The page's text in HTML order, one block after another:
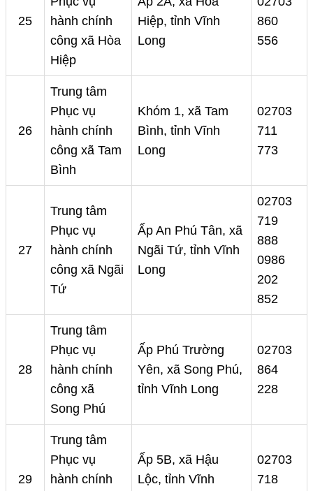
25
hành chính
công xã Hòa
Hiệp
Hiệp, tỉnh Vĩnh
Long
860
556
26
Trung tâm
Phục vụ
hành chính
công xã Tam
Bình
Khóm 1, xã Tam
Bình, tỉnh Vĩnh
Long
02703
711
773
27
Trung tâm
Phục vụ
hành chính
công xã Ngãi
Tứ
Ấp An Phú Tân, xã
Ngãi Tứ, tỉnh Vĩnh
Long
02703
719
888
0986
202
852
28
Trung tâm
Phục vụ
hành chính
công xã
Song Phú
Ấp Phú Trường
Yên, xã Song Phú,
tỉnh Vĩnh Long
02703
864
228
29
Trung tâm
Phục vụ
hành chính
Ấp 5B, xã Hậu
Lộc, tỉnh Vĩnh
02703
718